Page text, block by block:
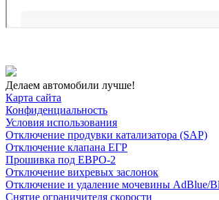
Делаем автомобили лучше!
Карта сайта
Конфиденциальность
Условия использования
Отключение продувки катализатора (SAP)
Отключение клапана ЕГР
Прошивка под ЕВРО-2
Отключение вихревых заслонок
Отключение и удаление мочевины AdBlue/
Снятие ограничителя скорости